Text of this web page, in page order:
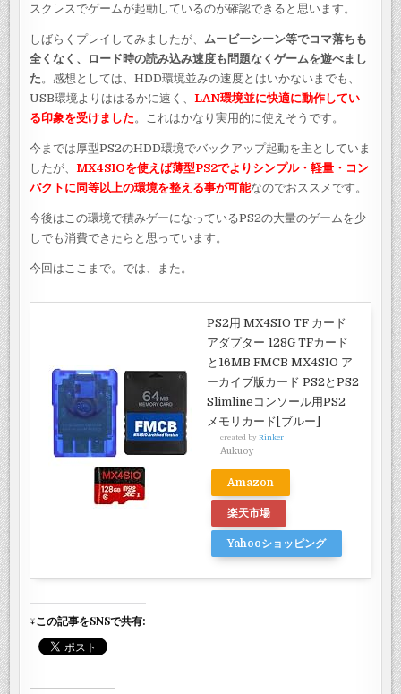
スクレスでゲームが起動しているのが確認できると思います。
しばらくプレイしてみましたが、 ムービーシーン等でコマ落ちも
全くなく、ロード時の読み込み速度も問題なくゲームを遊べまし
た 。感想としては、HDD環境並みの速度とはいかないまでも、
USB環境よりははるかに速く、LAN環境並に快適に動作してい
る印象を受けました 。これはかなり実用的に使えそうです。
今までは厚型PS2のHDD環境でバックアップ起動を主としていま
したが、 MX4SIOを使えば薄型PS2でよりシンプル・軽量・コン
パクトに同等以上の環境を整える事が可能なのでおススメです。
今後はこの環境で積みゲーになっているPS2の大量のゲームを少
しでも消費できたらと思っています。
今回はここまで。では、また。
PS2用 MX4SIO TF カード
アダプター 128G TFカード
と16MB FMCB MX4SIO ア
ーカイブ版カード PS2とPS2
Slimlineコンソール用PS2
メモリカード[ブルー]
created byRinker
Aukuoy
Amazon
楽天市場
Yahooショッピング
↓この記事をSNSで共有: